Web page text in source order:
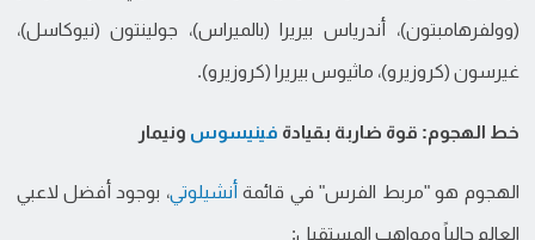
(وولفرهامبتون)، أندرياس بيريرا (بالميراس)، جولينتون (نيوكاسل)،
غيرسون (كروزيرو)، ماثيوس بيريرا (كروزيرو).
خط الهجوم: قوة ضاربة بقيادة فينيسوس ونيمار
الهجوم هو "مربط الفرس" في قائمة أنشيلوتي، بوجود أفضل لاعبي
العالم حالياً ومواهب المستقبل: